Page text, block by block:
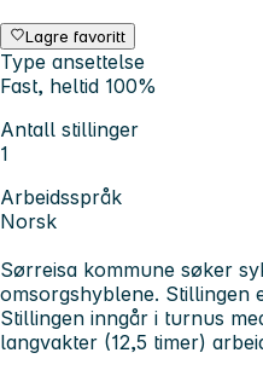
Lagre favoritt
Type ansettelse
Fast, heltid 100%
Antall stillinger
1
Arbeidsspråk
Norsk
Sørreisa kommune søker
omsorgshyblene. Stillingen
Stillingen inngår i turnus
langvakter (12,5 timer)